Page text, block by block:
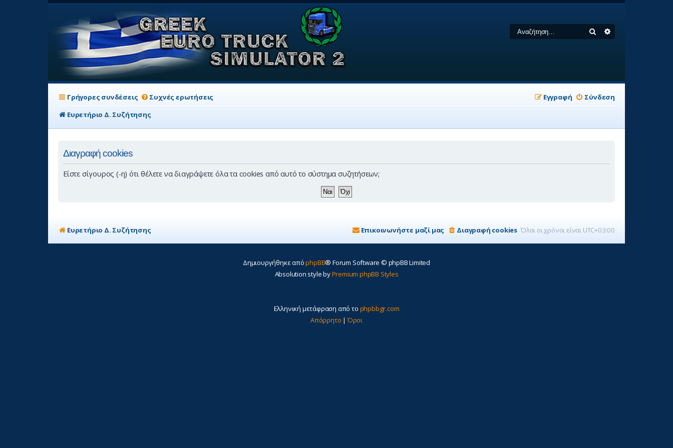
Αναζήτηση
Γρήγορες συνδέσεις Συχνές ερωτήσεις Σύνδεση
Εγγραφή
Ευρετήριο Δ. Συζήτησης
Διαγραφή cookies
Είστε σίγουρος (-η) ότι θέλετε να διαγράψετε όλα τα cookies από αυτό το σύστημα συζητήσεων;
Ευρετήριο Δ. Συζήτησης Όλοι οι χρόνοι είναι UTC+03:00
Διαγραφή cookies
Επικοινωνήστε μαζί μας
Δημιουργήθηκε απόphpBB® Forum Software © phpBB Limited
Absolution style byPremium phpBB Styles
Ελληνική μετάφραση από το phpbbgr.com
Απόρρητο |Όροι